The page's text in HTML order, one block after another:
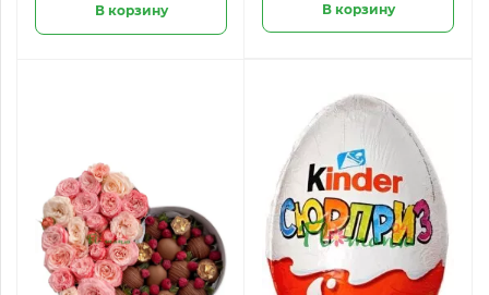
В корзину В корзину